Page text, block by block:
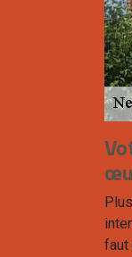
faut